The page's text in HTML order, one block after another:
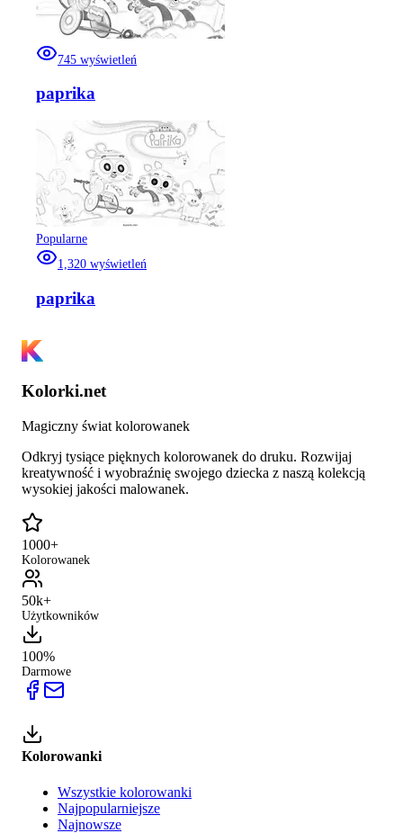
745 wyświetleń
paprika
Popularne
1,320 wyświetleń
paprika
Kolorki.net
Magiczny świat kolorowanek
Odkryj tysiące pięknych kolorowanek do druku. Rozwijaj
kreatywność i wyobraźnię swojego dziecka z naszą kolekcją
wysokiej jakości malowanek.
1000+
Kolorowanek
50k+
Użytkowników
100%
Darmowe
Kolorowanki
Wszystkie kolorowanki
Najpopularniejsze
Najnowsze